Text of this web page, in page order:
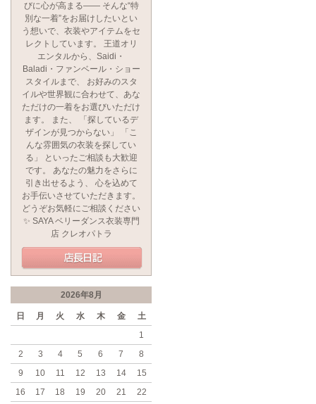
びに心が高まる―― そんな“特
別な一着”をお届けしたいとい
う想いで、衣装やアイテムをセ
レクトしています。 王道オリ
エンタルから、Saidi・
Baladi・ファンベール・ショー
スタイルまで、 お好みのスタ
イルや世界観に合わせて、あな
ただけの一着をお選びいただけ
ます。 また、 「探しているデ
ザインが見つからない」 「こ
んな雰囲気の衣装を探してい
る」 といったご相談も大歓迎
です。 あなたの魅力をさらに
引き出せるよう、 心を込めて
お手伝いさせていただきます。
どうぞお気軽にご相談ください
✨ SAYA ベリーダンス衣装専門
店 クレオパトラ
2026年8月
日 月 火 水 木 金
土
1
2
3 4 5 6 7
8
9
10 11 12 13 14
15
16
17 18 19 20 21
22